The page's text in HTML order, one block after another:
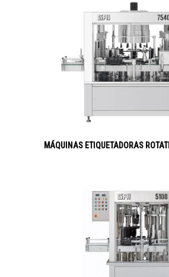
MÁQUINAS ETIQUETADORAS